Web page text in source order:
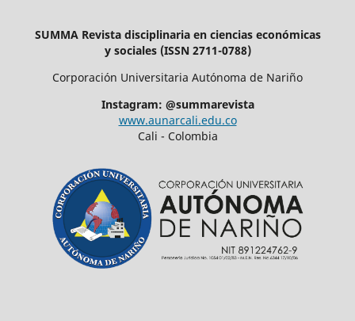
SUMMA Revista disciplinaria en ciencias económicas
y sociales (ISSN 2711-0788)
Corporación Universitaria Autónoma de Nariño
Instagram: @summarevista
www.aunarcali.edu.co
Cali - Colombia